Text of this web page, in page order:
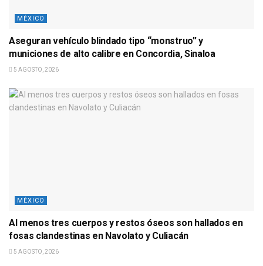
MÉXICO
Aseguran vehículo blindado tipo “monstruo” y
municiones de alto calibre en Concordia, Sinaloa
5 AGOSTO, 2026
MÉXICO
Al menos tres cuerpos y restos óseos son hallados en
fosas clandestinas en Navolato y Culiacán
5 AGOSTO, 2026